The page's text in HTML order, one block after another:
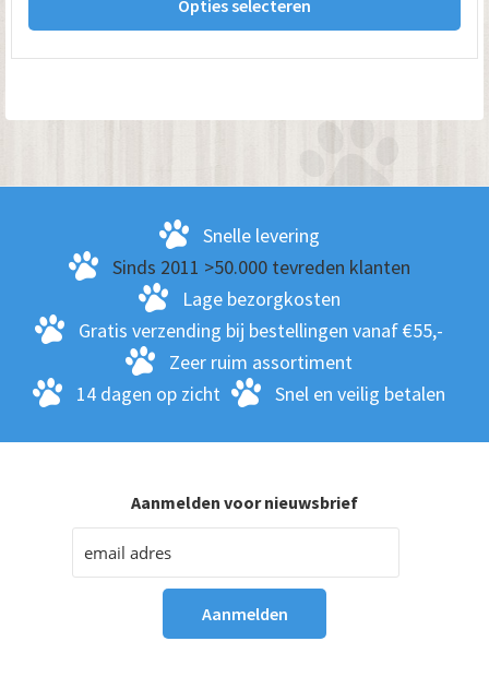
€ 89.00
Opties selecteren
Snelle levering
Sinds 2011 >50.000 tevreden klanten
Lage bezorgkosten
Gratis verzending bij bestellingen vanaf €55,-
Zeer ruim assortiment
14 dagen op zicht
Snel en veilig betalen
Aanmelden voor nieuwsbrief